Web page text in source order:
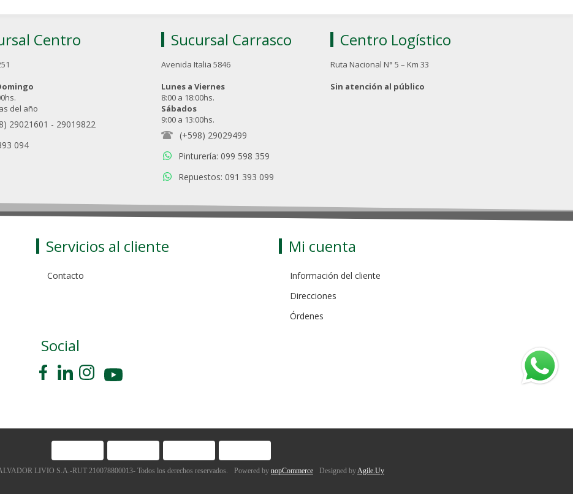
Centro
del año
29021601 - 29019822
094
Sucursal Carrasco
Avenida Italia 5846
Lunes a Viernes
8:00 a 18:00hs.
Sábados
9:00 a 13:00hs.
(+598) 29029499
Pinturería: 099 598 359
Repuestos: 091 393 099
Centro Logístico
Ruta Nacional N° 5 – Km 33
Sin atención al público
Servicios al cliente
Contacto
Mi cuenta
Información del cliente
Direcciones
Órdenes
Social
LIVIO S.A.-RUT 210078800013- Todos los derechos reservados. Powered by nopCommerce Designed byAgile.Uy